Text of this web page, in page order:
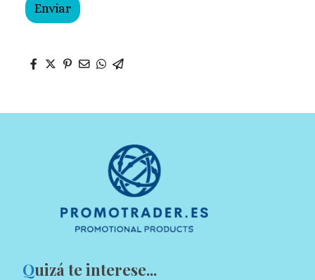
Enviar
Quizá te interese...